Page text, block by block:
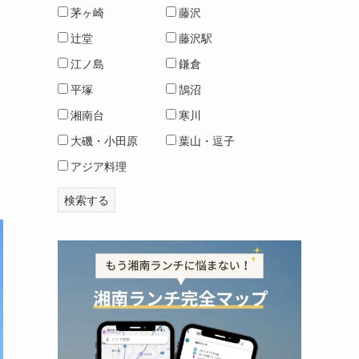
茅ヶ崎
藤沢
辻堂
藤沢駅
江ノ島
鎌倉
平塚
鵠沼
湘南台
寒川
大磯・小田原
葉山・逗子
アジア料理